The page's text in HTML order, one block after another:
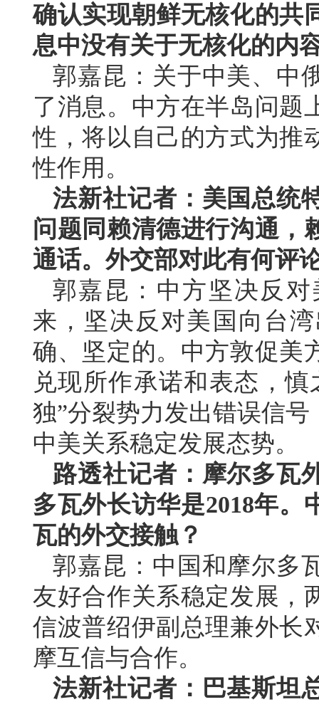
确认实现朝鲜无核化的共
息中没有关于无核化的内
郭嘉昆：关于中美、中
了消息。中方在半岛问题
性，将以自己的方式为推
性作用。
法新社记者：美国总统
问题同赖清德进行沟通，
通话。外交部对此有何评
郭嘉昆：中方坚决反
来，坚决反对美国向台
确、坚定的。中方敦促美
兑现所作承诺和表态，
独”分裂势力发出错误信
中美关系稳定发展态势。
路透社记者：摩尔多瓦
多瓦外长访华是2018年
瓦的外交接触？
郭嘉昆：中国和摩尔多
友好合作关系稳定发展，
信波普绍伊副总理兼外长
摩互信与合作。
法新社记者：巴基斯坦